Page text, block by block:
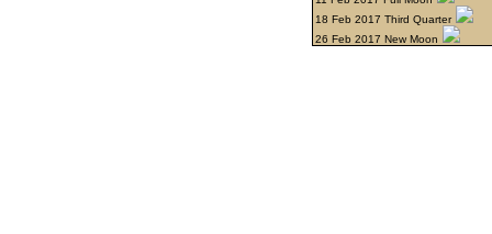
18 Feb 2017 Third Quarter
26 Feb 2017 New Moon